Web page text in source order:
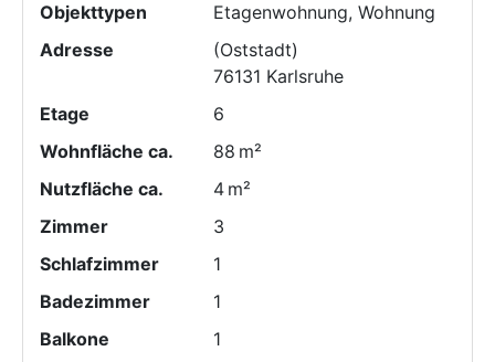
Objekttypen
Etagenwohnung, Wohnung
Adresse
(Oststadt)
76131 Karlsruhe
Etage
6
Wohnfläche ca.
88 m²
Nutzfläche ca.
4 m²
Zimmer
3
Schlafzimmer
1
Badezimmer
1
Balkone
1